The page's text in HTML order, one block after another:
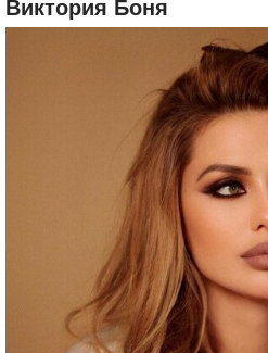
Виктория Боня